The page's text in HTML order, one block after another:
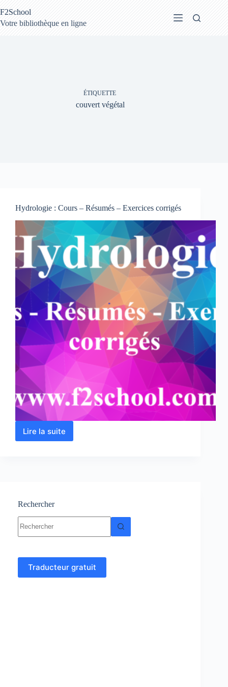
au
contenu
F2School
Votre bibliothèque en ligne
ÉTIQUETTE
couvert végétal
Hydrologie : Cours – Résumés – Exercices corrigés
Lire la suite
Hydrologie
corrigés
Rechercher
résultat
Traducteur gratuit